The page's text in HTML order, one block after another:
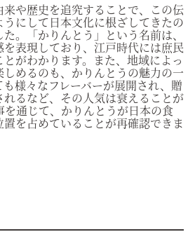
や歴史を追究することで、この伝
にして日本文化に根ざしてきたの
。「かりんとう」という名前は、
表現しており、江戸時代には庶民
がわかります。また、地域によっ
めるのも、かりんとうの魅力の一
様々なフレーバーが展開され、贈
れるなど、その人気は衰えることが
を通じて、かりんとうが日本の食
を占めていることが再確認できま